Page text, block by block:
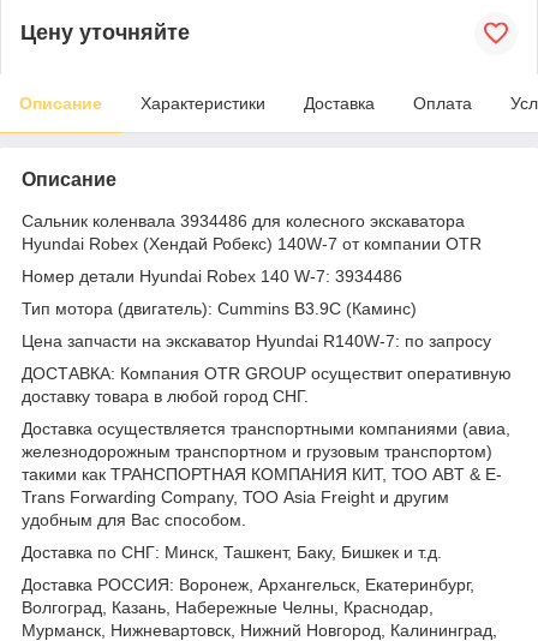
Цену уточняйте
Описание Характеристики Доставка Оплата
Описание
Сальник коленвала 3934486 для колесного экскаватора
Hyundai Robex (Хендай Робекс) 140W-7 от компании OTR
Номер детали Hyundai Robex 140 W-7: 3934486
Тип мотора (двигатель): Cummins B3.9С (Каминс)
Цена запчасти на экскаватор Hyundai R140W-7: по запросу
ДОСТАВКА: Компания OTR GROUP осуществит оперативную
доставку товара в любой город СНГ.
Доставка осуществляется транспортными компаниями (авиа,
железнодорожным транспортном и грузовым транспортом)
такими как ТРАНСПОРТНАЯ КОМПАНИЯ КИТ, ТОО ABT & E-
Trans Forwarding Company, ТОО Asia Freight и другим
удобным для Вас способом.
Доставка по СНГ: Минск, Ташкент, Баку, Бишкек и т.д.
Доставка РОССИЯ: Воронеж, Архангельск, Екатеринбург,
Волгоград, Казань, Набережные Челны, Краснодар,
Мурманск, Нижневартовск, Нижний Новгород, Калининград,